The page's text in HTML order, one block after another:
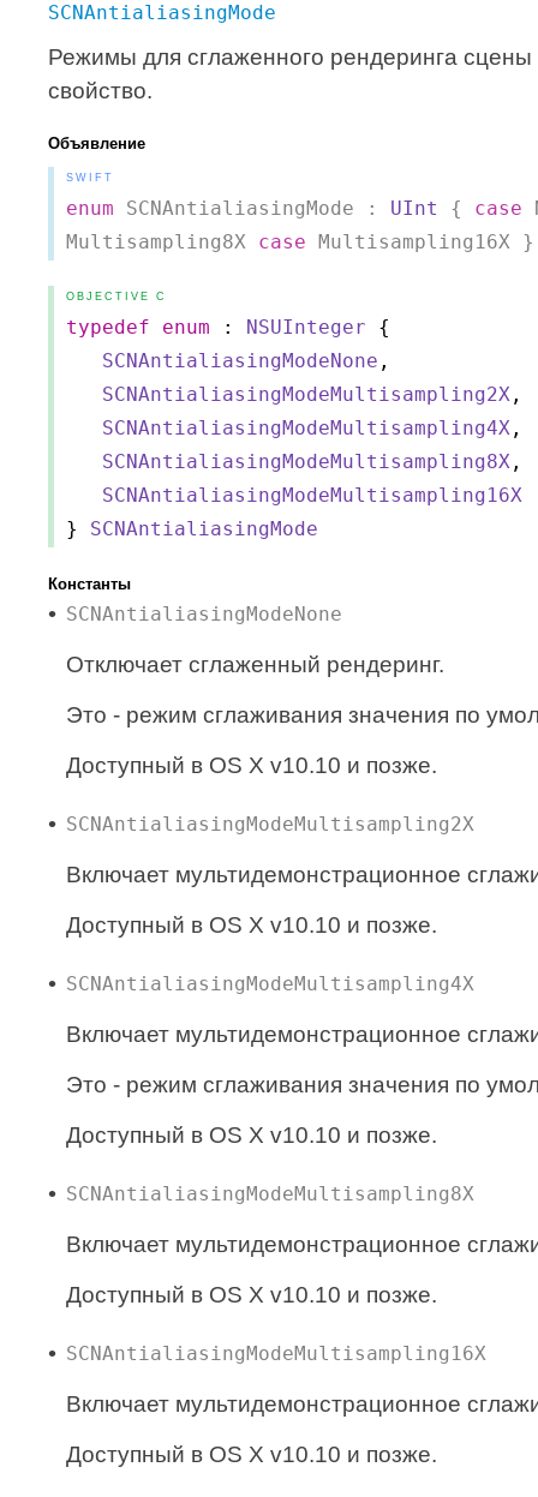
SCNAntialiasingMode
Режимы для сглаженного рендеринга
свойство.
Объявление
SWIFT
enum SCNAntialiasingMode : UInt { case
Multisampling8X case Multisampling16X }
OBJECTIVE C
typedef enum : NSUInteger
{
SCNAntialiasingModeNone ,
SCNAntialiasingModeMultisampling2X ,
SCNAntialiasingModeMultisampling4X ,
SCNAntialiasingModeMultisampling8X ,
SCNAntialiasingModeMultisampling16X
}
SCNAntialiasingMode
Константы
SCNAntialiasingModeNone
Отключает сглаженный рендеринг.
Это - режим сглаживания значения по
Доступный в OS X v10.10 и позже.
SCNAntialiasingModeMultisampling2X
Включает мультидемонстрационное
Доступный в OS X v10.10 и позже.
SCNAntialiasingModeMultisampling4X
Включает мультидемонстрационное
Это - режим сглаживания значения по
Доступный в OS X v10.10 и позже.
SCNAntialiasingModeMultisampling8X
Включает мультидемонстрационное
Доступный в OS X v10.10 и позже.
SCNAntialiasingModeMultisampling16X
Включает мультидемонстрационное
Доступный в OS X v10.10 и позже.